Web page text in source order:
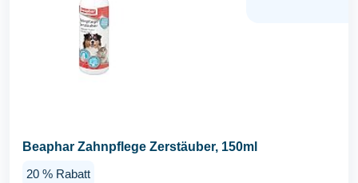
Beaphar Zahnpflege Zerstäuber, 150ml
20 % Rabatt